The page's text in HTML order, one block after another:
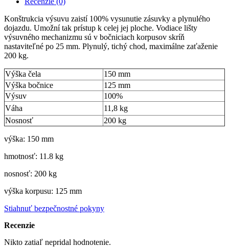
Konštrukcia výsuvu zaistí 100% vysunutie zásuvky a plynulého
dojazdu. Umožní tak prístup k celej jej ploche. Vodiace lišty
výsuvného mechanizmu sú v bočniciach korpusov skríň
nastaviteľné po 25 mm. Plynulý, tichý chod, maximálne zaťaženie
200 kg.
Výška čela
150 mm
Výška bočnice
125 mm
Výsuv
100%
Váha
11,8 kg
Nosnosť
200 kg
výška: 150 mm
hmotnosť: 11.8 kg
nosnosť: 200 kg
výška korpusu: 125 mm
Stiahnuť bezpečnostné pokyny
Recenzie
Nikto zatiaľ nepridal hodnotenie.